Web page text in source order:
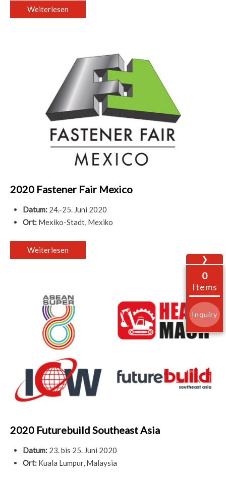
Weiterlesen
2020 Fastener Fair Mexico
Datum: 24.-25. Juni 2020
Ort: Mexiko-Stadt, Mexiko
Weiterlesen
2020 Futurebuild Southeast Asia
Datum: 23. bis 25. Juni 2020
Ort: Kuala Lumpur, Malaysia
❯
0
Items
Inquiry